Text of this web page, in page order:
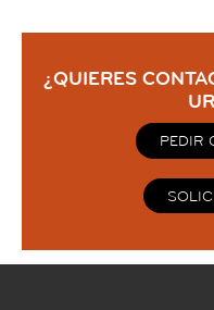
¿QUIERES
PEDIR